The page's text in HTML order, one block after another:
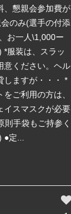
、懇親会参加費が
のみ(選手の付添
お一人\1,000ー
*服装は、スラッ
意ください。ヘル
しますが・・・ *
ご利用の方は、
イスマスクが必要
則手袋もご持参く
定...